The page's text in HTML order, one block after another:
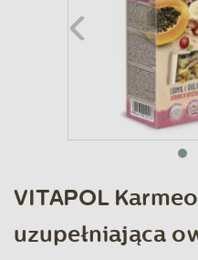
VITAPOL
uzupełniająca